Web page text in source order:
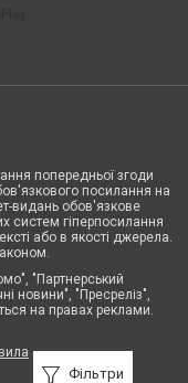
Фільтри
попередньої згоди
посилання на
видань обов'язкове
систем гіперпосилання
або в якості джерела.
"Партнерський
новини", "Пресреліз",
на правах реклами.